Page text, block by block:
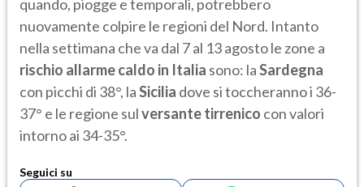
quando, piogge e temporali, potrebbero
nuovamente colpire le regioni del Nord. Intanto
nella settimana che va dal 7 al 13 agosto le zone a
rischio allarme caldo in Italia sono: laSardegna
con picchi di 38°, laSicilia dove si toccheranno i 36-
37° e le regione sulversante tirrenico con valori
intorno ai 34-35°.
Seguici su